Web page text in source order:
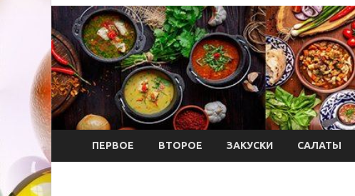
ПЕРВОЕ ВТОРОЕ ЗАКУСКИ САЛАТЫ